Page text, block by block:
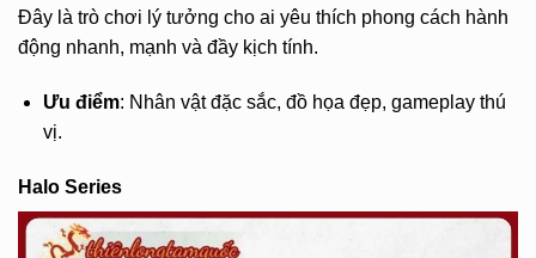
Đây là trò chơi lý tưởng cho ai yêu thích phong cách hành
động nhanh, mạnh và đầy kịch tính.
Ưu điểm: Nhân vật đặc sắc, đồ họa đẹp, gameplay thú
vị.
Halo Series